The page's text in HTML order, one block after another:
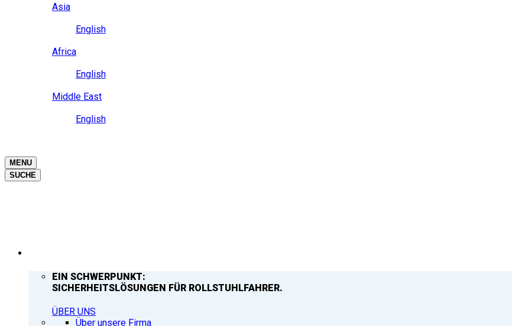
Asia
English
Africa
English
Middle East
English
MENU
SUCHE
EIN SCHWERPUNKT:
SICHERHEITSLÖSUNGEN FÜR ROLLSTUHLFAHRER.
ÜBER UNS
Über unsere Firma